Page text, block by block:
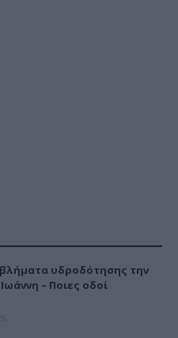
υδροδότησης την
– Ποιες οδοί